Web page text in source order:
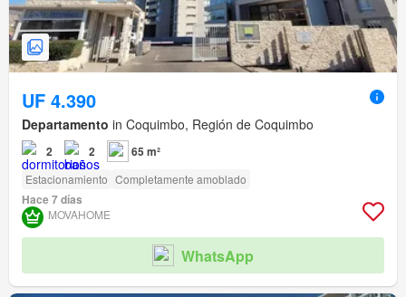
UF 4.390
Departamento in Coquimbo, Región de Coquimbo
2 2 65 m²
Estacionamiento Completamente amoblado
Hace 7 días
MOVAHOME
WhatsApp